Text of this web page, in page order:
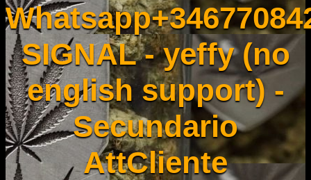
SIGNAL - yeffy (no
english support) -
Secundario
AttCliente